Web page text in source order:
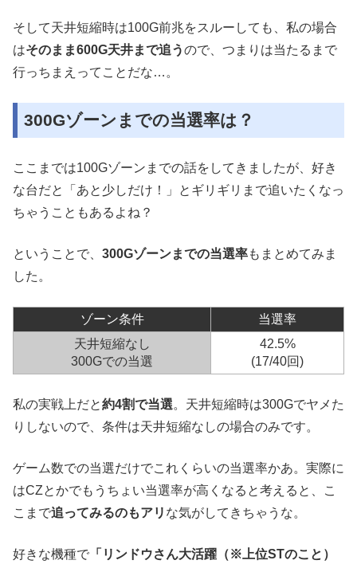
そして天井短縮時は100G前兆をスルーしても、私の場合
はそのまま600G天井まで追うので、つまりは当たるまで
行っちまえってことだな…。
300Gゾーンまでの当選率は？
ここまでは100Gゾーンまでの話をしてきましたが、好き
な台だと「あと少しだけ！」とギリギリまで追いたくなっ
ちゃうこともあるよね？
ということで、 300Gゾーンまでの当選率もまとめてみま
した。
ゾーン条件
当選率
天井短縮なし
300Gでの当選
42.5%
(17/40回)
私の実戦上だと約4割で当選。天井短縮時は300Gでヤメた
りしないので、条件は天井短縮なしの場合のみです。
ゲーム数での当選だけでこれくらいの当選率かあ。実際に
はCZとかでもうちょい当選率が高くなると考えると、こ
こまで追ってみるのもアリ な気がしてきちゃうな。
好きな機種で 「リンドウさん大活躍（※上位STのこと）